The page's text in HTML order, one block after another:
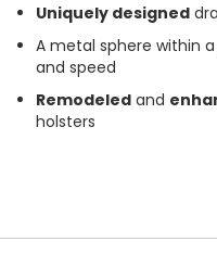
Uniquely designed
A metal sphere within
and speed
Remodeled and
holsters